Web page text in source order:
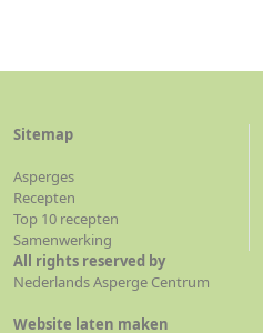
Sitemap
Asperges
Recepten
Top 10 recepten
Samenwerking
All rights reserved by
Nederlands Asperge Centrum
Website laten maken